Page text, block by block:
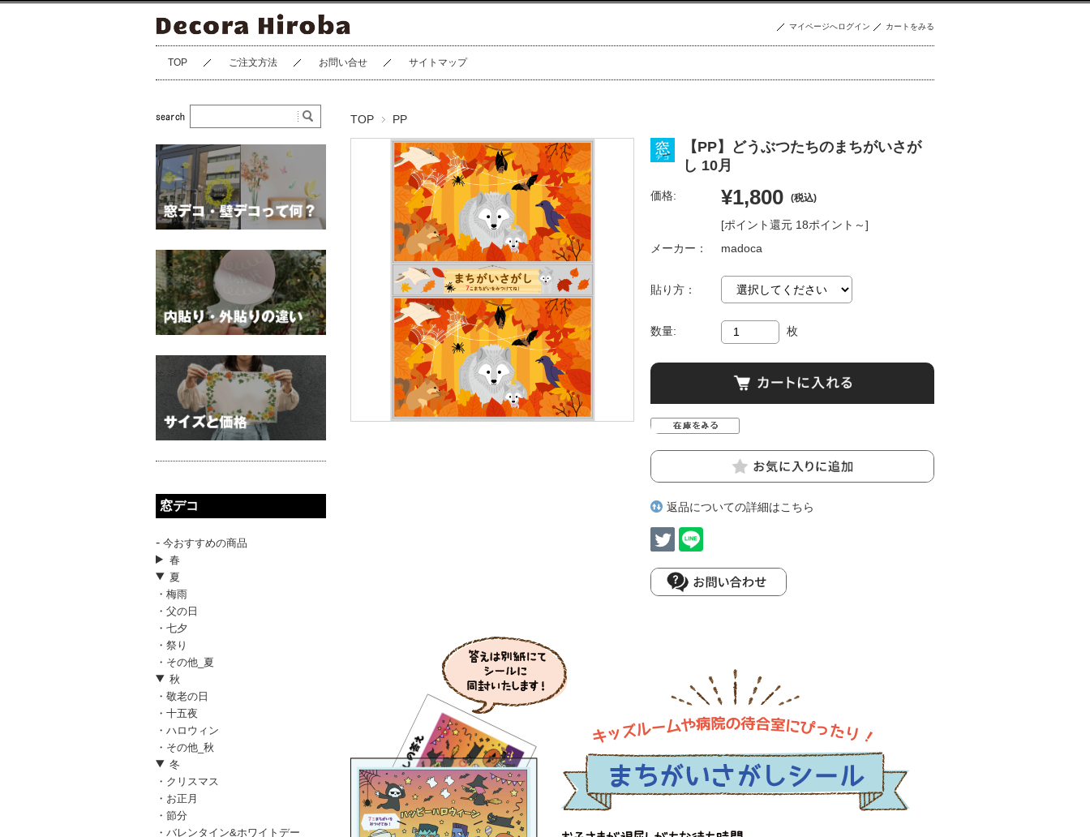
マイページへログイン カートをみる
TOP ご注文方法 お問い合せ サイトマップ
TOP PP
【PP】どうぶつたちのまちがいさが
し 10月
価格: ¥1,800 (税込)
[ポイント還元 18ポイント～]
メーカー：
madoca
貼り方：
数量: 枚
返品についての詳細はこちら
窓デコ
- 今おすすめの商品
春
夏
・梅雨
・父の日
・七夕
・祭り
・その他_夏
秋
・敬老の日
・十五夜
・ハロウィン
・その他_秋
冬
・クリスマス
・お正月
・節分
・バレンタイン&ホワイトデー